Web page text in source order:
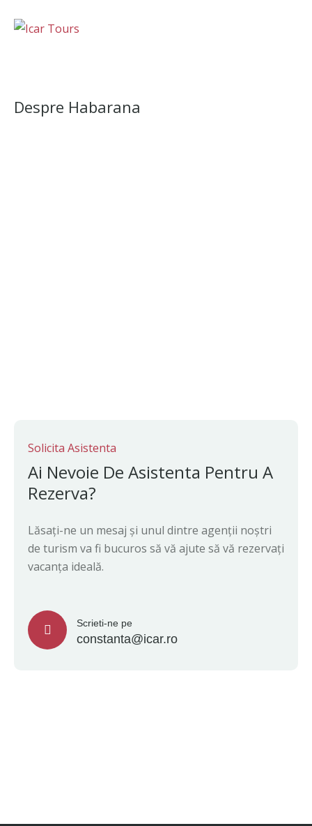
Despre Habarana
Solicita Asistenta
Ai Nevoie De Asistenta Pentru A
Rezerva?
Lăsați-ne un mesaj și unul dintre agenții noștri
de turism va fi bucuros să vă ajute să vă rezervați
vacanța ideală.
Scrieti-ne pe
constanta@icar.ro